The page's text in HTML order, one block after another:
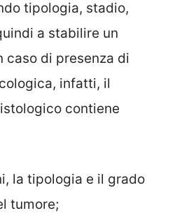
tipologia, stadio,
a stabilire un
caso di presenza di
infatti, il
contiene
la tipologia e il grado
tumore;